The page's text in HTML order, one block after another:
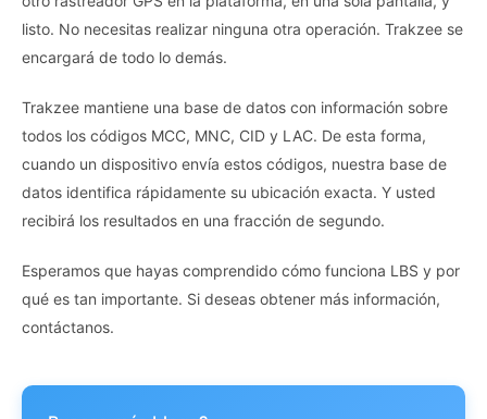
listo. No necesitas realizar ninguna otra operación. Trakzee se
encargará de todo lo demás.
Trakzee mantiene una base de datos con información sobre
todos los códigos MCC, MNC, CID y LAC. De esta forma,
cuando un dispositivo envía estos códigos, nuestra base de
datos identifica rápidamente su ubicación exacta. Y usted
recibirá los resultados en una fracción de segundo.
Esperamos que hayas comprendido cómo funciona LBS y por
qué es tan importante. Si deseas obtener más información,
contáctanos.